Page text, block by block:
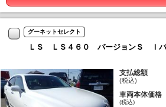
グーネットセレクト
ＬＳ ＬＳ４６０ バージョンＳ Ｉパ
支払総額
(税込)
車両本体価格
(税込)